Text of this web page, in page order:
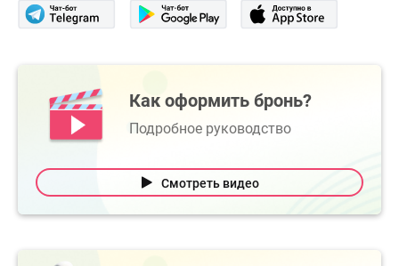
Как оформить бронь?
Подробное руководство
Смотреть видео